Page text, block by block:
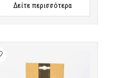
Δείτε περισσότερα